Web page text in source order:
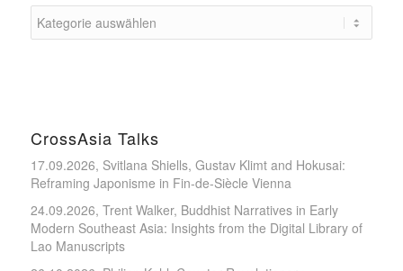
CrossAsia Talks
17.09.2026, Svitlana Shiells, Gustav Klimt and Hokusai:
Reframing Japonisme in Fin-de-Siècle Vienna
24.09.2026, Trent Walker, Buddhist Narratives in Early
Modern Southeast Asia: Insights from the Digital Library of
Lao Manuscripts